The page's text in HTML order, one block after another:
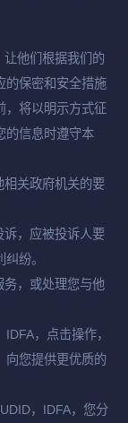
他们根据我们的
的保密和安全措施
，将以明示方式征
的信息时遵守本
关政府机关的要
，应被投诉人要
纷。
，或处理您与他
，点击操作，
向您提供更优质的
，IDFA，您分